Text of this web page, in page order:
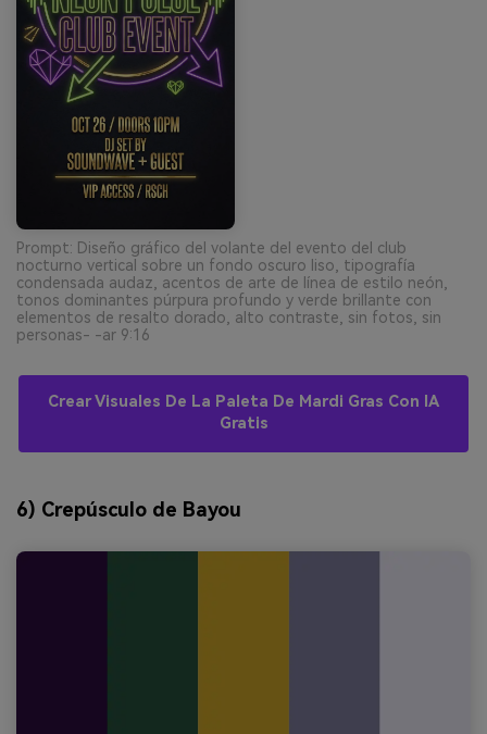
Prompt: Diseño gráfico del volante del evento del club
nocturno vertical sobre un fondo oscuro liso, tipografía
condensada audaz, acentos de arte de línea de estilo neón,
tonos dominantes púrpura profundo y verde brillante con
elementos de resalto dorado, alto contraste, sin fotos, sin
personas- -ar 9:16
Crear Visuales De La Paleta De Mardi Gras Con IA
Gratis
6) Crepúsculo de Bayou